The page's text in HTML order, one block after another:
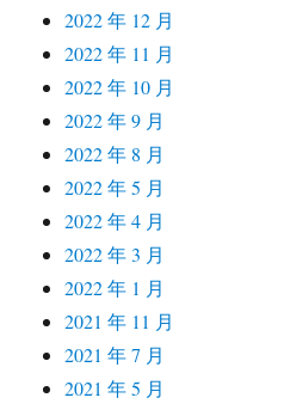
2022 年 12 月
2022 年 11 月
2022 年 10 月
2022 年 9 月
2022 年 8 月
2022 年 5 月
2022 年 4 月
2022 年 3 月
2022 年 1 月
2021 年 11 月
2021 年 7 月
2021 年 5 月